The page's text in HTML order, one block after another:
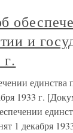
и
единства
1933 г.
1 декабря